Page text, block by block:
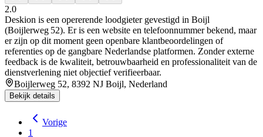
2.0
Deskion is een opererende loodgieter gevestigd in Boijl
(Boijlerweg 52). Er is een website en telefoonnummer bekend, maar
er zijn op dit moment geen openbare klantbeoordelingen of
referenties op de gangbare Nederlandse platformen. Zonder externe
feedback is de kwaliteit, betrouwbaarheid en professionaliteit van de
dienstverlening niet objectief verifieerbaar.
Boijlerweg 52, 8392 NJ Boijl, Nederland
Bekijk details
Vorige
1